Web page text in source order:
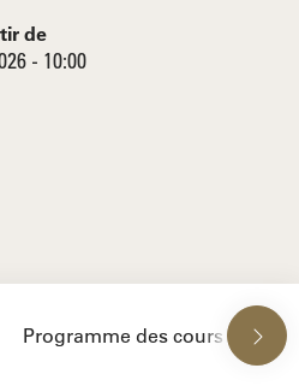
de
- 10:00
Programme des cours